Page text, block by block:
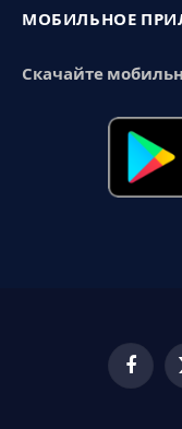
МОБИЛЬНОЕ
Скачайте